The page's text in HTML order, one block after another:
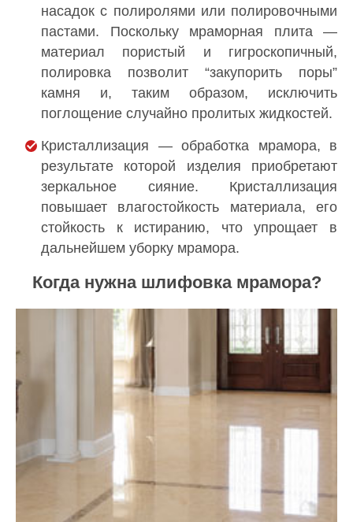
насадок с полиролями или полировочными
пастами. Поскольку мраморная плита —
материал пористый и гигроскопичный,
полировка позволит “закупорить поры”
камня и, таким образом, исключить
поглощение случайно пролитых жидкостей.
Кристаллизация — обработка мрамора, в
результате которой изделия приобретают
зеркальное сияние. Кристаллизация
повышает влагостойкость материала, его
стойкость к истиранию, что упрощает в
дальнейшем уборку мрамора.
Когда нужна шлифовка мрамора?